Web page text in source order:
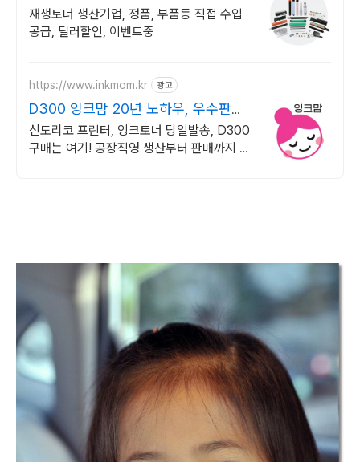
부품 전문기업!
재생토너 생산기업, 정품, 부품등 직접 수입
공급, 딜러할인, 이벤트중
https://www.inkmom.kr 광고
D300 잉크맘 20년 노하우, 우수판매
업체
신도리코 프린터, 잉크토너 당일발송, D300
구매는 여기! 공장직영 생산부터 판매까지 원